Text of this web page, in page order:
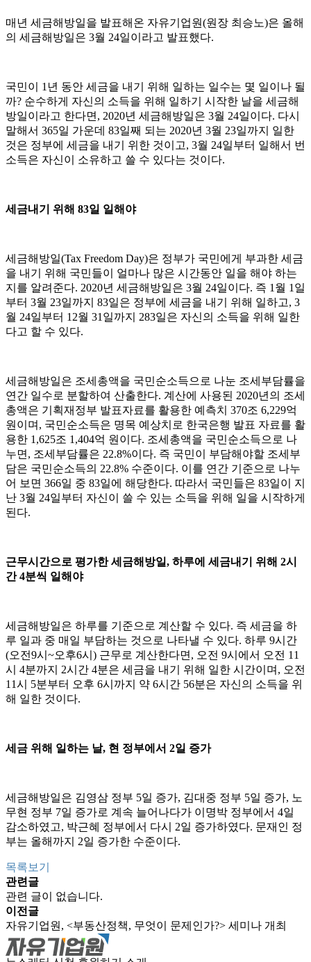
매년 세금해방일을 발표해온 자유기업원(원장 최승노)은 올해
의 세금해방일은 3월 24일이라고 발표했다.
국민이 1년 동안 세금을 내기 위해 일하는 일수는 몇 일이나 될
까? 순수하게 자신의 소득을 위해 일하기 시작한 날을 세금해
방일이라고 한다면, 2020년 세금해방일은 3월 24일이다. 다시
말해서 365일 가운데 83일째 되는 2020년 3월 23일까지 일한
것은 정부에 세금을 내기 위한 것이고, 3월 24일부터 일해서 번
소득은 자신이 소유하고 쓸 수 있다는 것이다.
세금내기 위해 83일 일해야
세금해방일(Tax Freedom Day)은 정부가 국민에게 부과한 세금
을 내기 위해 국민들이 얼마나 많은 시간동안 일을 해야 하는
지를 알려준다. 2020년 세금해방일은 3월 24일이다. 즉 1월 1일
부터 3월 23일까지 83일은 정부에 세금을 내기 위해 일하고, 3
월 24일부터 12월 31일까지 283일은 자신의 소득을 위해 일한
다고 할 수 있다.
세금해방일은 조세총액을 국민순소득으로 나눈 조세부담률을
연간 일수로 분할하여 산출한다. 계산에 사용된 2020년의 조세
총액은 기획재정부 발표자료를 활용한 예측치 370조 6,229억
원이며, 국민순소득은 명목 예상치로 한국은행 발표 자료를 활
용한 1,625조 1,404억 원이다. 조세총액을 국민순소득으로 나
누면, 조세부담률은 22.8%이다. 즉 국민이 부담해야할 조세부
담은 국민순소득의 22.8% 수준이다. 이를 연간 기준으로 나누
어 보면 366일 중 83일에 해당한다. 따라서 국민들은 83일이 지
난 3월 24일부터 자신이 쓸 수 있는 소득을 위해 일을 시작하게
된다.
근무시간으로 평가한 세금해방일, 하루에 세금내기 위해 2시
간 4분씩 일해야
세금해방일은 하루를 기준으로 계산할 수 있다. 즉 세금을 하
루 일과 중 매일 부담하는 것으로 나타낼 수 있다. 하루 9시간
(오전9시~오후6시) 근무로 계산한다면, 오전 9시에서 오전 11
시 4분까지 2시간 4분은 세금을 내기 위해 일한 시간이며, 오전
11시 5분부터 오후 6시까지 약 6시간 56분은 자신의 소득을 위
해 일한 것이다.
세금 위해 일하는 날, 현 정부에서 2일 증가
세금해방일은 김영삼 정부 5일 증가, 김대중 정부 5일 증가, 노
무현 정부 7일 증가로 계속 늘어나다가 이명박 정부에서 4일
감소하였고, 박근혜 정부에서 다시 2일 증가하였다. 문재인 정
부는 올해까지 2일 증가한 수준이다.
목록보기
관련글
관련 글이 없습니다.
이전글
자유기업원, <부동산정책, 무엇이 문제인가?> 세미나 개최